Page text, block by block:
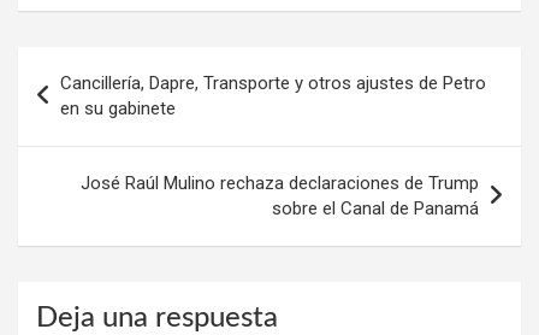
de
entradas
Cancillería, Dapre, Transporte y otros ajustes de Petro
en su gabinete
José Raúl Mulino rechaza declaraciones de Trump
sobre el Canal de Panamá
Deja una respuesta